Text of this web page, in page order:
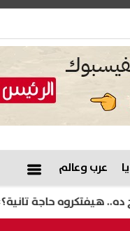
عرب وعالم
حاجة تانية؟»